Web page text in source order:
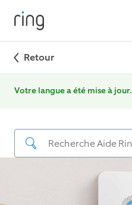
Retour
Votre langue a été mise à jour.